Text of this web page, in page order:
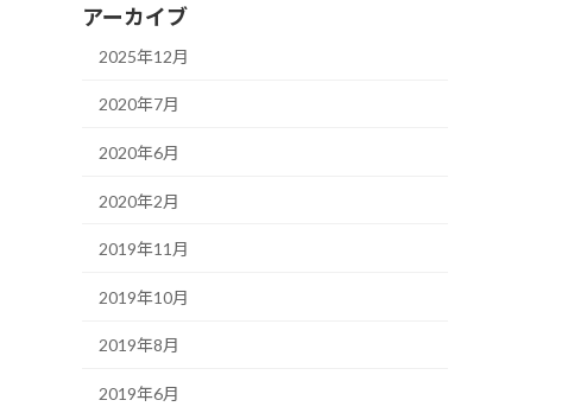
アーカイブ
2025年12月
2020年7月
2020年6月
2020年2月
2019年11月
2019年10月
2019年8月
2019年6月